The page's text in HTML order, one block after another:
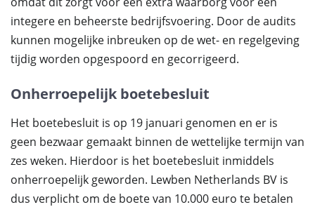
integere en beheerste bedrijfsvoering. Door de audits
kunnen mogelijke inbreuken op de wet- en regelgeving
tijdig worden opgespoord en gecorrigeerd.
Onherroepelijk boetebesluit
Het boetebesluit is op 19 januari genomen en er is
geen bezwaar gemaakt binnen de wettelijke termijn van
zes weken. Hierdoor is het boetebesluit inmiddels
onherroepelijk geworden. Lewben Netherlands BV is
dus verplicht om de boete van 10.000 euro te betalen